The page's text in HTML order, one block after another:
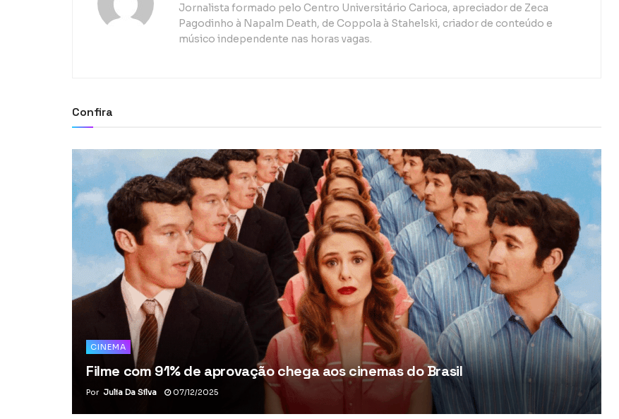
Jornalista formado pelo Centro Universitário Carioca, apreciador de Zeca
Pagodinho à Napalm Death, de Coppola à Stahelski, criador de conteúdo e
músico independente nas horas vagas.
Confira
CINEMA
Filme com 91% de aprovação chega aos cinemas do Brasil
Por Julia Da Silva 07/12/2025